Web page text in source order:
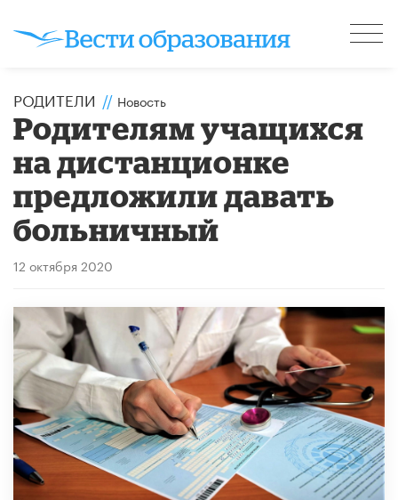
РОДИТЕЛИ // Новость
Родителям учащихся
на дистанционке
предложили давать
больничный
12 октября 2020